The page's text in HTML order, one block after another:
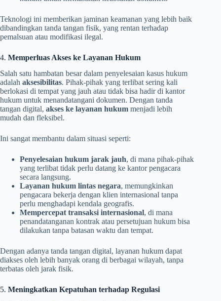
Teknologi ini memberikan jaminan keamanan yang lebih baik
dibandingkan tanda tangan fisik, yang rentan terhadap
pemalsuan atau modifikasi ilegal.
4. Memperluas Akses ke Layanan Hukum
Salah satu hambatan besar dalam penyelesaian kasus hukum
adalah aksesibilitas. Pihak-pihak yang terlibat sering kali
berlokasi di tempat yang jauh atau tidak bisa hadir di kantor
hukum untuk menandatangani dokumen. Dengan tanda
tangan digital, akses ke layanan hukum menjadi lebih
mudah dan fleksibel.
Ini sangat membantu dalam situasi seperti:
Penyelesaian hukum jarak jauh, di mana pihak-pihak
yang terlibat tidak perlu datang ke kantor pengacara
secara langsung.
Layanan hukum lintas negara, memungkinkan
pengacara bekerja dengan klien internasional tanpa
perlu menghadapi kendala geografis.
Mempercepat transaksi internasional, di mana
penandatanganan kontrak atau persetujuan hukum bisa
dilakukan tanpa batasan waktu dan tempat.
Dengan adanya tanda tangan digital, layanan hukum dapat
diakses oleh lebih banyak orang di berbagai wilayah, tanpa
terbatas oleh jarak fisik.
5. Meningkatkan Kepatuhan terhadap Regulasi